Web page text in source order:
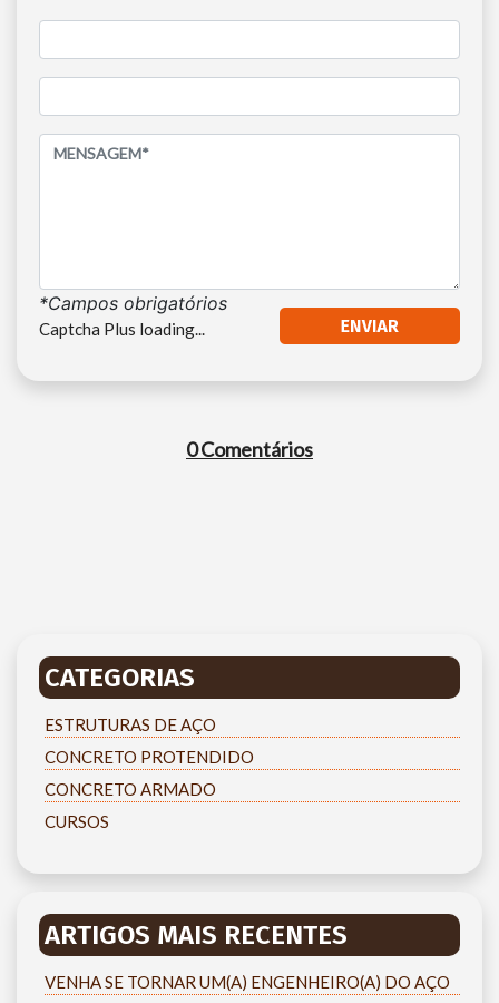
*Campos obrigatórios
Captcha Plus loading...
0 Comentários
CATEGORIAS
ESTRUTURAS DE AÇO
CONCRETO PROTENDIDO
CONCRETO ARMADO
CURSOS
ARTIGOS MAIS RECENTES
VENHA SE TORNAR UM(A) ENGENHEIRO(A) DO AÇO